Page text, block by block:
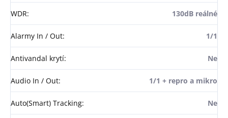
WDR: 130dB reálné
Alarmy In / Out: 1/1
Antivandal krytí: Ne
Audio In / Out: 1/1 + repro a mikro
Auto(Smart) Tracking: Ne